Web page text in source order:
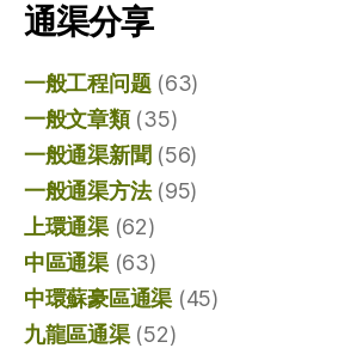
通渠分享
一般工程问题(63)
一般文章類(35)
一般通渠新聞 (56)
一般通渠方法(95)
上環通渠(62)
中區通渠(63)
中環蘇豪區通渠 (45)
九龍區通渠(52)